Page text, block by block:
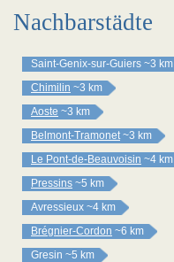
Nachbarstädte
Saint-Genix-sur-Guiers ~3 km
Chimilin ~3 km
Aoste ~3 km
Belmont-Tramonet ~3 km
Le Pont-de-Beauvoisin ~4 km
Pressins ~5 km
Avressieux ~4 km
Brégnier-Cordon ~6 km
Gresin ~5 km